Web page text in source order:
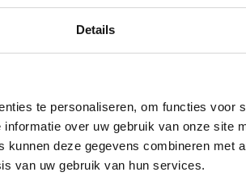
Details
te personaliseren, om functies voor
over uw gebruik van onze site
deze gegevens combineren met
van uw gebruik van hun services.
vlees.
van Pulled Pork laten ervaren. De
van de Pulled Pork. Daarom
10% korting
eerste
VOORNAAM*